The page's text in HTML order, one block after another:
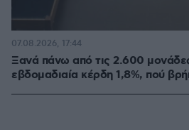
Ξανά πάνω από τις 2.600
εβδομαδιαία κέρδη 1,8%, πού
07.08.2026, 17:44